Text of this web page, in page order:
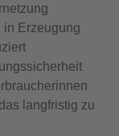
in Erzeugung
langfristig zu